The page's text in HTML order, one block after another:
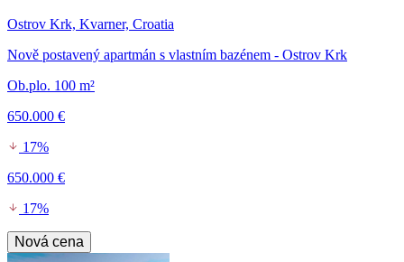
Ostrov Krk, Kvarner, Croatia
Nově postavený apartmán s vlastním bazénem - Ostrov Krk
Ob.plo. 100 m²
650.000 €
17%
650.000 €
17%
Nová cena